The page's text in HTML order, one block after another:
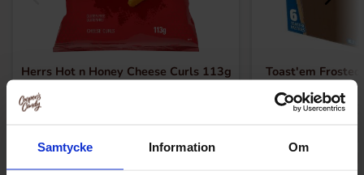
Samtycke Information Om
Herrs Hot n Honey Cheese Curls 113g Toast'em